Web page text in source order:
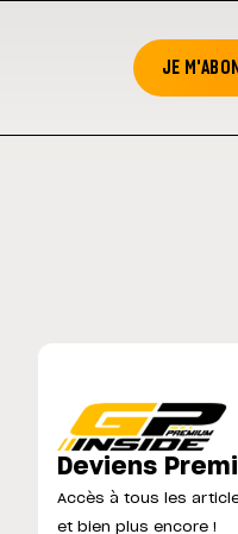
JE
Deviens
Accès à tous les
et bien plus encore !